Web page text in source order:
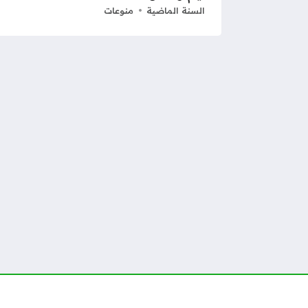
السنة الماضية منوعات